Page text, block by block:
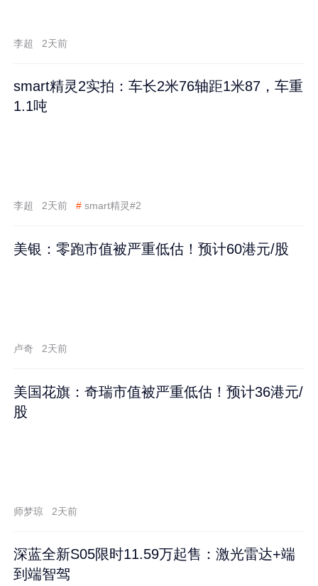
李超 2天前
smart精灵2实拍：车长2米76轴距1米87，车重
1.1吨
李超 2天前 # smart精灵#2
美银：零跑市值被严重低估！预计60港元/股
卢奇 2天前
美国花旗：奇瑞市值被严重低估！预计36港元/
股
师梦琼 2天前
深蓝全新S05限时11.59万起售：激光雷达+端
到端智驾